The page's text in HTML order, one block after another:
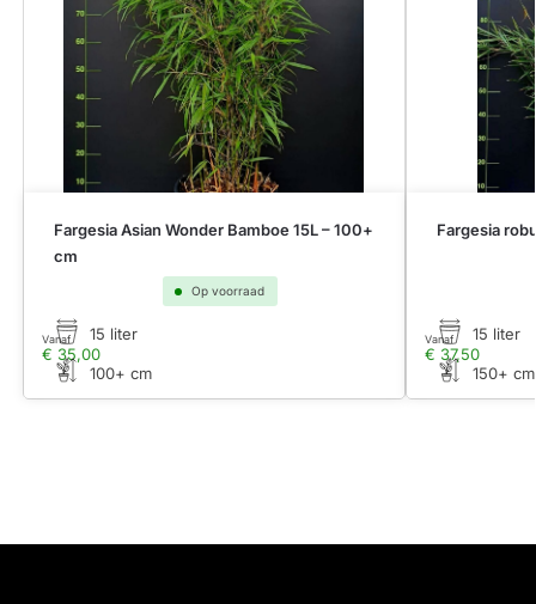
Fargesia Asian Wonder Bamboe 15L – 100+
cm
Op voorraad
€ 35,00
Vanaf 15 liter
100+ cm
Fargesia
€ 37,50
Vanaf 15 liter
150+ cm